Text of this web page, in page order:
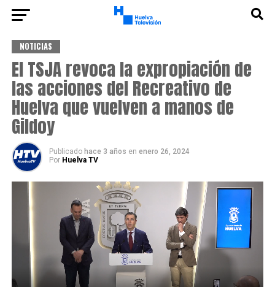
NOTICIAS
El TSJA revoca la expropiación de
las acciones del Recreativo de
Huelva que vuelven a manos de
Gildoy
Publicado hace 3 años en enero 26, 2024
Por Huelva TV